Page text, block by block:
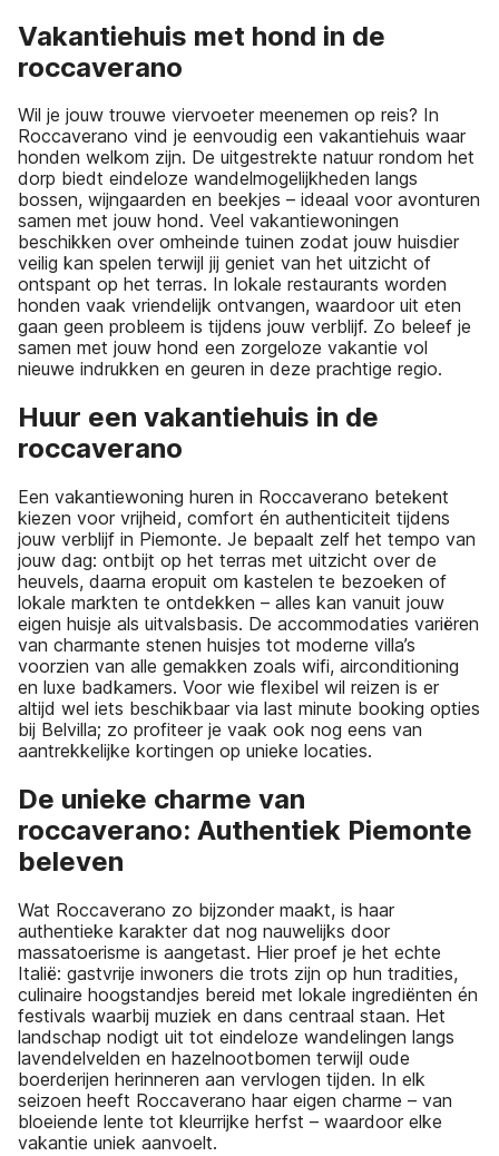
Vakantiehuis met hond in de
roccaverano
Wil je jouw trouwe viervoeter meenemen op reis? In
Roccaverano vind je eenvoudig een vakantiehuis waar
honden welkom zijn. De uitgestrekte natuur rondom het
dorp biedt eindeloze wandelmogelijkheden langs
bossen, wijngaarden en beekjes – ideaal voor avonturen
samen met jouw hond. Veel vakantiewoningen
beschikken over omheinde tuinen zodat jouw huisdier
veilig kan spelen terwijl jij geniet van het uitzicht of
ontspant op het terras. In lokale restaurants worden
honden vaak vriendelijk ontvangen, waardoor uit eten
gaan geen probleem is tijdens jouw verblijf. Zo beleef je
samen met jouw hond een zorgeloze vakantie vol
nieuwe indrukken en geuren in deze prachtige regio.
Huur een vakantiehuis in de
roccaverano
Een vakantiewoning huren in Roccaverano betekent
kiezen voor vrijheid, comfort én authenticiteit tijdens
jouw verblijf in Piemonte. Je bepaalt zelf het tempo van
jouw dag: ontbijt op het terras met uitzicht over de
heuvels, daarna eropuit om kastelen te bezoeken of
lokale markten te ontdekken – alles kan vanuit jouw
eigen huisje als uitvalsbasis. De accommodaties variëren
van charmante stenen huisjes tot moderne villa’s
voorzien van alle gemakken zoals wifi, airconditioning
en luxe badkamers. Voor wie flexibel wil reizen is er
altijd wel iets beschikbaar via last minute booking opties
bij Belvilla; zo profiteer je vaak ook nog eens van
aantrekkelijke kortingen op unieke locaties.
De unieke charme van
roccaverano: Authentiek Piemonte
beleven
Wat Roccaverano zo bijzonder maakt, is haar
authentieke karakter dat nog nauwelijks door
massatoerisme is aangetast. Hier proef je het echte
Italië: gastvrije inwoners die trots zijn op hun tradities,
culinaire hoogstandjes bereid met lokale ingrediënten én
festivals waarbij muziek en dans centraal staan. Het
landschap nodigt uit tot eindeloze wandelingen langs
lavendelvelden en hazelnootbomen terwijl oude
boerderijen herinneren aan vervlogen tijden. In elk
seizoen heeft Roccaverano haar eigen charme – van
bloeiende lente tot kleurrijke herfst – waardoor elke
vakantie uniek aanvoelt.